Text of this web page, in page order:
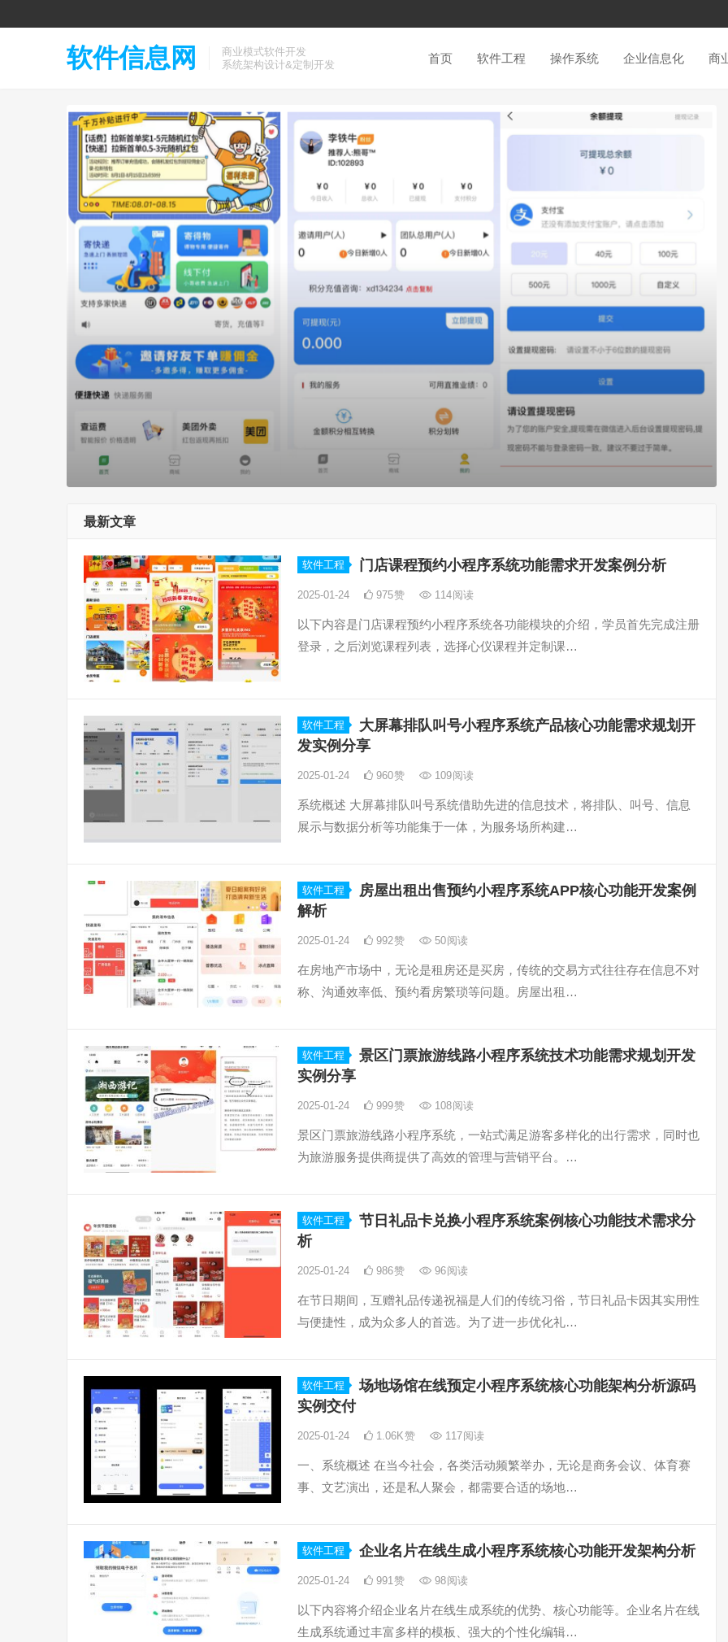
软件信息网
商业模式软件开发
系统架构设计&定制开发
首页 软件工程 操作系统 企业信息化 商
最新文章
软件工程 门店课程预约小程序系统功能需求开发案例分析
2025-01-24 975赞 114阅读
以下内容是门店课程预约小程序系统各功能模块的介绍，学员首先完成注册
登录，之后浏览课程列表，选择心仪课程并定制课…
软件工程
大屏幕排队叫号小程序系统产品核心功能需求规划开
发实例分享
2025-01-24 960赞 109阅读
系统概述 大屏幕排队叫号系统借助先进的信息技术，将排队、叫号、信息
展示与数据分析等功能集于一体，为服务场所构建…
软件工程
房屋出租出售预约小程序系统APP核心功能开发案例
解析
2025-01-24 992赞 50阅读
在房地产市场中，无论是租房还是买房，传统的交易方式往往存在信息不对
称、沟通效率低、预约看房繁琐等问题。房屋出租…
软件工程
景区门票旅游线路小程序系统技术功能需求规划开发
实例分享
2025-01-24 999赞 108阅读
景区门票旅游线路小程序系统，一站式满足游客多样化的出行需求，同时也
为旅游服务提供商提供了高效的管理与营销平台。…
软件工程
节日礼品卡兑换小程序系统案例核心功能技术需求分
析
2025-01-24 986赞 96阅读
在节日期间，互赠礼品传递祝福是人们的传统习俗，节日礼品卡因其实用性
与便捷性，成为众多人的首选。为了进一步优化礼…
软件工程
场地场馆在线预定小程序系统核心功能架构分析源码
实例交付
2025-01-24 1.06K赞 117阅读
一、系统概述 在当今社会，各类活动频繁举办，无论是商务会议、体育赛
事、文艺演出，还是私人聚会，都需要合适的场地…
软件工程 企业名片在线生成小程序系统核心功能开发架构分析
2025-01-24 991赞 98阅读
以下内容将介绍企业名片在线生成系统的优势、核心功能等。企业名片在线
生成系统通过丰富多样的模板、强大的个性化编辑…